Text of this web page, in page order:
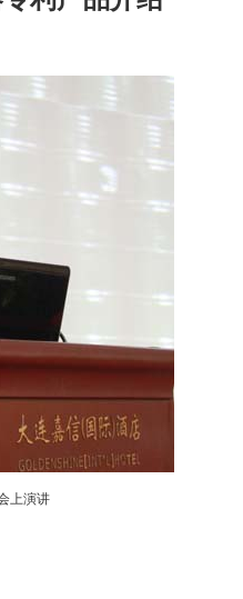
上演讲